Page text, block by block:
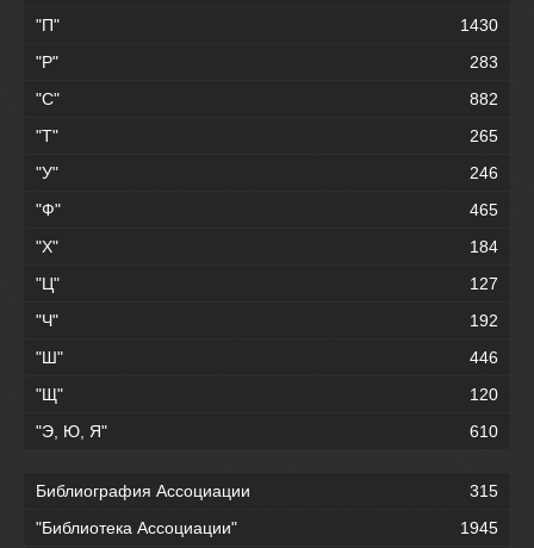
"П"
1430
"Р"
283
"С"
882
"Т"
265
"У"
246
"Ф"
465
"Х"
184
"Ц"
127
"Ч"
192
"Ш"
446
"Щ"
120
"Э, Ю, Я"
610
Библиография Ассоциации
315
"Библиотека Ассоциации"
1945